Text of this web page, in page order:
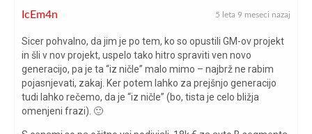
namestitev
napake med
testom
brez napak
osnovna cena
vozila (€)
IcEm4n 5 leta 9 meseci nazaj
Sicer pohvalno, da jim je po tem, ko so opustili GM-ov projekt
in šli v nov projekt, uspelo tako hitro spraviti ven novo
generacijo, pa je ta “iz ničle” malo mimo – najbrž ne rabim
pojasnjevati, zakaj. Ker potem lahko za prejšnjo generacijo
tudi lahko rečemo, da je “iz ničle” (bo, tista je celo bližja
omenjeni frazi). 🙂